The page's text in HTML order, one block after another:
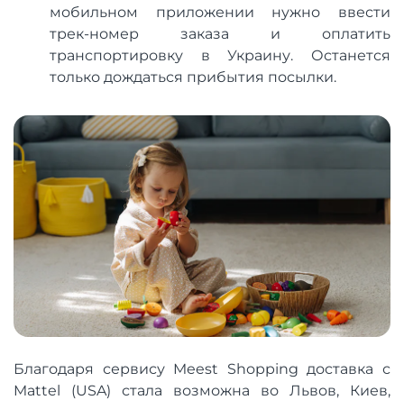
мобильном приложении нужно ввести
трек-номер заказа и оплатить
транспортировку в Украину. Останется
только дождаться прибытия посылки.
Благодаря сервису Meest Shopping доставка с
Mattel (USA) стала возможна во Львов, Киев,